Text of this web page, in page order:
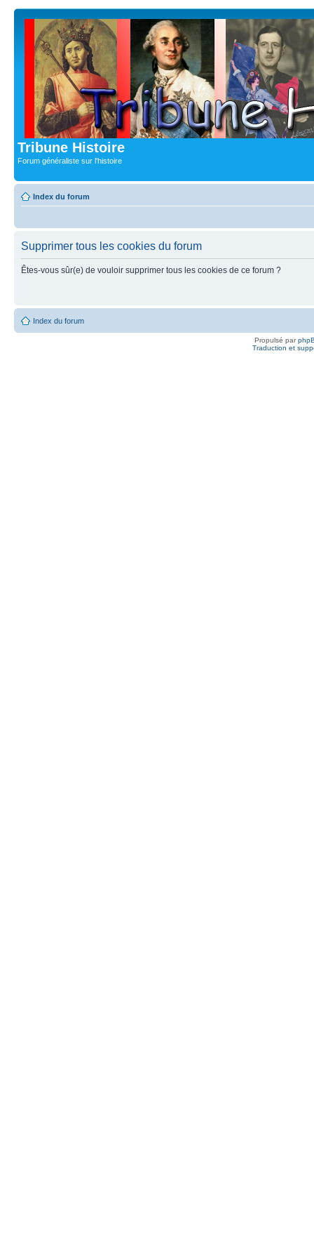
Tribune Histoire
Forum généraliste sur l'histoire
Index du forum
Supprimer tous les cookies du forum
Êtes-vous sûr(e) de vouloir supprimer tous les cookies de ce forum ?
Index du forum
Propulsé par
Traduction et